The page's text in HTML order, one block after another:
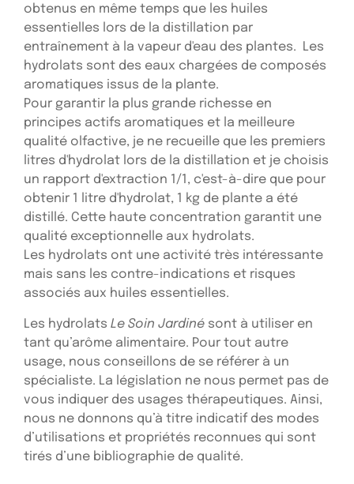
obtenus en même temps que les huiles
essentielles lors de la distillation par
entraînement à la vapeur d'eau des plantes. Les
hydrolats sont des eaux chargées de composés
aromatiques issus de la plante.
Pour garantir la plus grande richesse en
principes actifs aromatiques et la meilleure
qualité olfactive, je ne recueille que les premiers
litres d'hydrolat lors de la distillation et je choisis
un rapport d'extraction 1/1, c'est-à-dire que pour
obtenir 1 litre d'hydrolat, 1 kg de plante a été
distillé. Cette haute concentration garantit une
qualité exceptionnelle aux hydrolats.
Les hydrolats ont une activité très intéressante
mais sans les contre-indications et risques
associés aux huiles essentielles.
Les hydrolats Le Soin Jardiné sont à utiliser en
tant qu’arôme alimentaire. Pour tout autre
usage, nous conseillons de se référer à un
spécialiste. La législation ne nous permet pas de
vous indiquer des usages thérapeutiques. Ainsi,
nous ne donnons qu’à titre indicatif des modes
d’utilisations et propriétés reconnues qui sont
tirés d’une bibliographie de qualité.